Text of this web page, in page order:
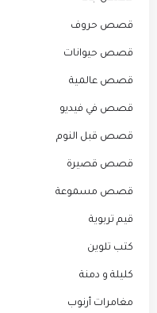
قصص حروف
قصص حيوانات
قصص عالمية
قصص في فيديو
قصص قبل النوم
قصص قصيرة
قصص مسموعة
قيم تربوية
كتب تلوين
كليلة و دمنة
مغامرات أرنوب